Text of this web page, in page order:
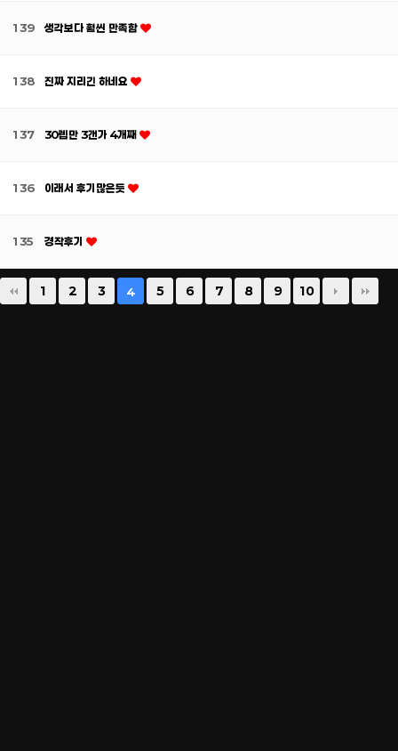
139 생각보다 훨씬 만족함
138 진짜 지리긴 하네요
137 30렙만 3갠가 4개째
136 이래서 후기많은듯
135 경작후기
1 2 3 4 5 6 7 8 9 10